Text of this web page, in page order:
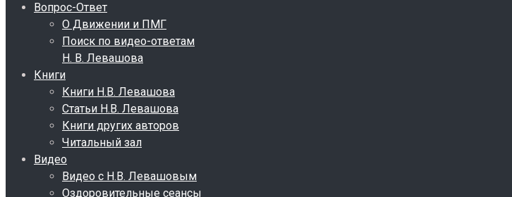
Вопрос-Ответ
О Движении и ПМГ
Поиск по видео-ответам
Н. В. Левашова
Книги
Книги Н.В. Левашова
Статьи Н.В. Левашова
Книги других авторов
Читальный зал
Видео
Видео с Н.В. Левашовым
Оздоровительные сеансы